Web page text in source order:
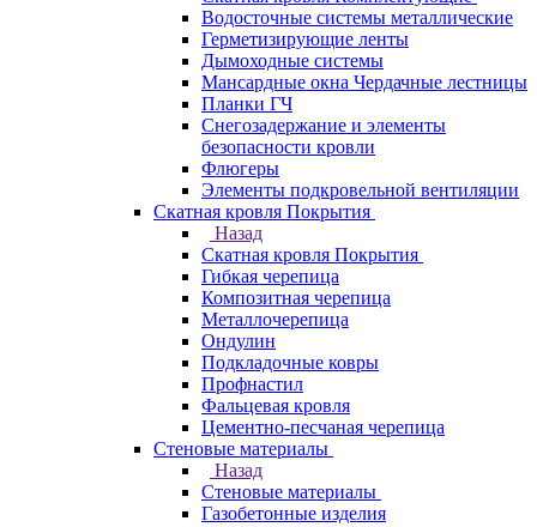
Водосточные системы металлические
Герметизирующие ленты
Дымоходные системы
Мансардные окна Чердачные лестницы
Планки ГЧ
Снегозадержание и элементы
безопасности кровли
Флюгеры
Элементы подкровельной вентиляции
Скатная кровля Покрытия
Назад
Скатная кровля Покрытия
Гибкая черепица
Композитная черепица
Металлочерепица
Ондулин
Подкладочные ковры
Профнастил
Фальцевая кровля
Цементно-песчаная черепица
Стеновые материалы
Назад
Стеновые материалы
Газобетонные изделия